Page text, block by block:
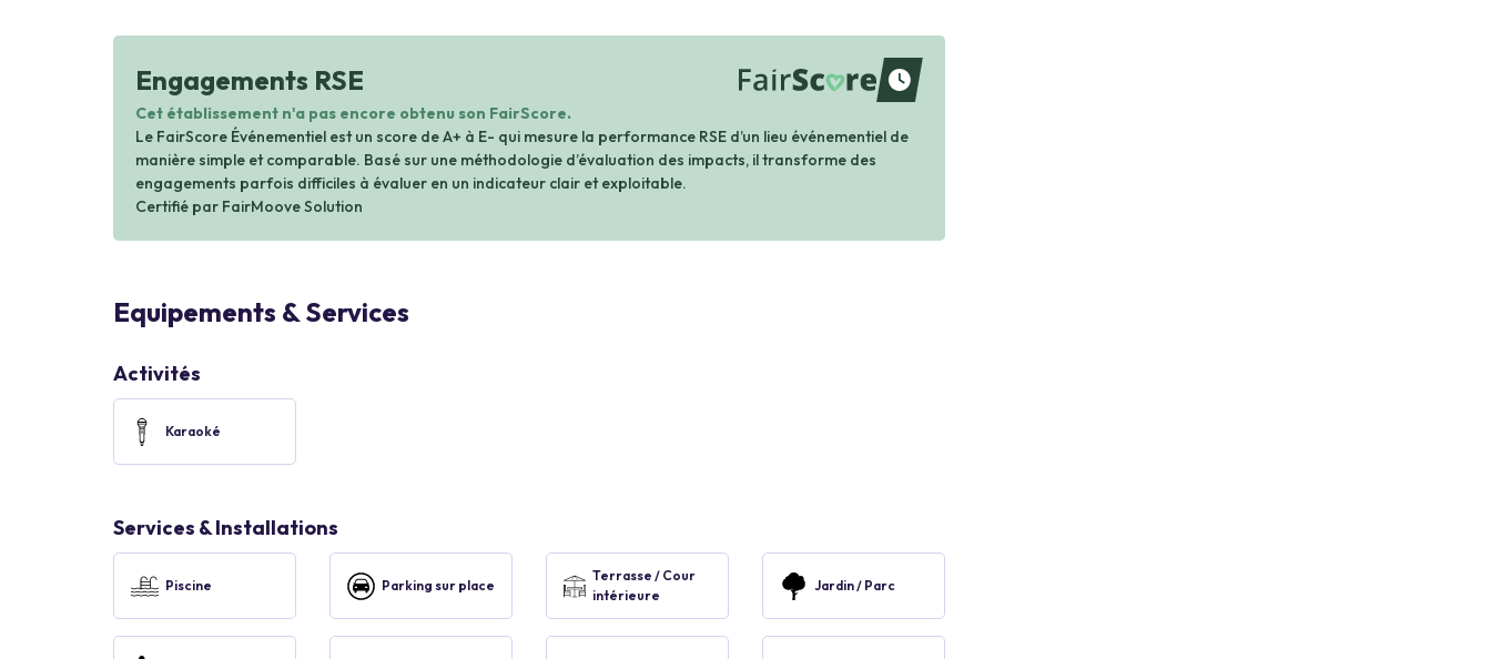
Engagements RSE
waiting
Cet établissement n'a pas encore obtenu son FairScore.
Le FairScore Événementiel est un score de A+ à E- qui mesure la performance RSE d’un lieu événementiel de
manière simple et comparable. Basé sur une méthodologie d’évaluation des impacts, il transforme des
engagements parfois difficiles à évaluer en un indicateur clair et exploitable.
Certifié par FairMoove Solution
Equipements & Services
Activités
Karaoké
Services & Installations
Piscine Parking sur place
Terrasse / Cour
intérieure
Jardin / Parc